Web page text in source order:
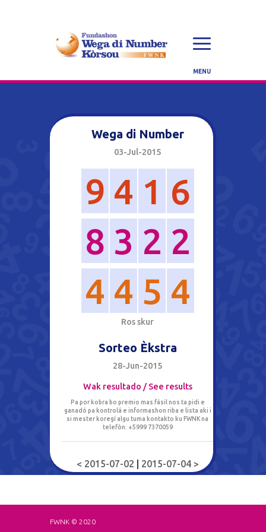
Wega di Number
03-Jul-2015
9 4 1 6
8 3 2 2
4 4 5 4
Rosskur
Sorteo Èkstra
28-Jun-2015
Wak resultado / See results
Pa por kobra bo premio mas fásil nos ta pidi e
ganadó pa kontrolá e informashon riba e lista aki i
si mester koregí algu tuma kontakto ku FWNK na
telefòn: +5999 7370059
< 2015-07-02 2015-07-04 >
FWNK © 2020